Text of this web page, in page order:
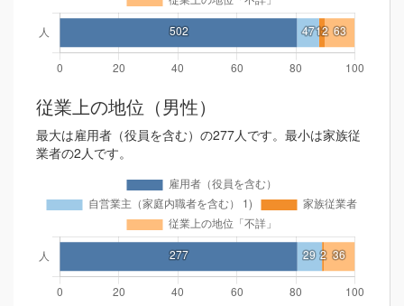
従業上の地位（男性）
最大は雇用者（役員を含む）の277人です。最小は家族従
業者の2人です。